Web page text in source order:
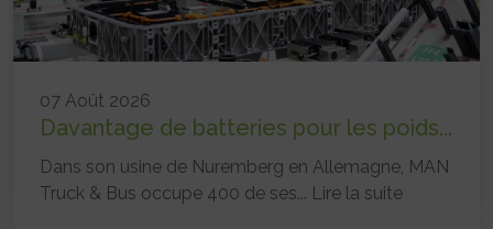
07 Août 2026
Davantage de batteries pour les poids...
Dans son usine de Nuremberg en Allemagne, MAN
Truck & Bus occupe 400 de ses... Lire la suite